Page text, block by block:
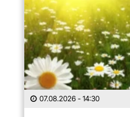
07.08.2026 - 14:30